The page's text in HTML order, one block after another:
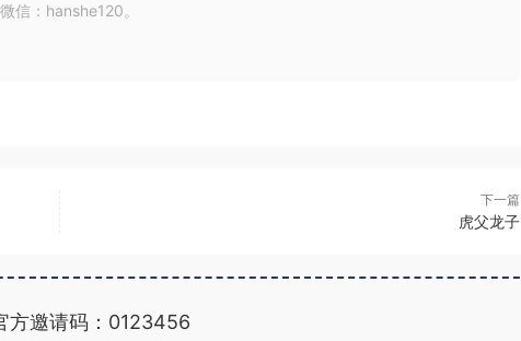
信：hanshe120。
下一篇
虎父龙子
方邀请码：0123456